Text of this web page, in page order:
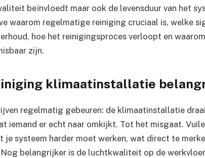
beïnvloedt maar ook de levensduur van het
waarom regelmatige reiniging cruciaal is, welke
hoe het reinigingsproces verloopt en
zijn.
klimaatinstallatie
regelmatig gebeuren: de klimaatinstallatie
iemand er echt naar omkijkt. Tot het misgaat.
je systeem harder moet werken, wat direct te
belangrijker is de luchtkwaliteit op de